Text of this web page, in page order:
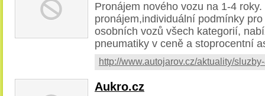
Pronájem nového vozu na 1-4
pronájem,individuální podmínky
osobních vozů všech kategorií,
pneumatiky v ceně a stoprocentní
http://www.autojarov.cz/aktuality/
Aukro.cz